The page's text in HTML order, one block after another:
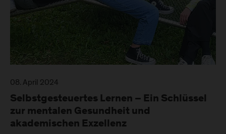
08. April 2024
Selbstgesteuertes Lernen – Ein Schlüssel
zur mentalen Gesundheit und
akademischen Exzellenz